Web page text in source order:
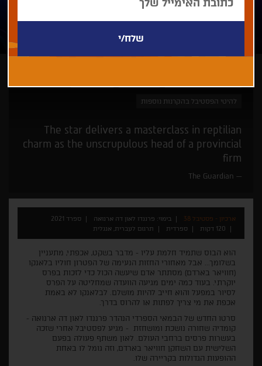
להיטי הפסטיבל בהקרנות נוספות
The star delivers a masterclass in reptilian
charm as the unscrupulous head of a provincial
firm
The Guardian
ארכיון - פסטיבל 38 בימוי: פרננדו לאון דה ארנואה
ספרד 2021
120 דקות
ספרדית תרגום לעברית, אנגלית
הוא הבוס שתמיד חלמת עליו - מדבר בשקט, אכפתי, מתעניין
בשלומך... אבל מאחורי החזות הנעימה של הפטרון חוליו בלאנקו
(חוויאר בארדם) מסתתר אדם שיעשה הכול כדי לזכות בפרס
יוקרתי. בעוד כמה ימים מגיעה הוועדה שמחליטה על הפרס
לסיור במפעל והוא חייב להיות מושלם. לבלאנקו לא באמת
אכפת את מי צריך לפתות או להרוס בדרך.
סרטו החדש של הבמאי הספרדי הנהדר פרננדו לאון דה ארנואה -
קומדיה שחורה נושכת ומושחזת - מגיע לפסטיבל אחרי שזכה
בעשרות פרסים ברחבי העולם. לאון משתף פעולה בפעם
השלישית עם השחקן חוויאר בארדם, וזה גומל לו באחת
ההופעות הגדולות בקריירה שלו.